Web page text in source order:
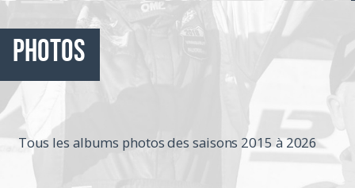
Photos
Tous les albums photos des saisons 2015 à 2026